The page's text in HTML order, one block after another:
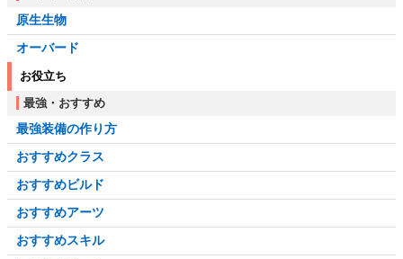
原生生物
オーバード
お役立ち
最強・おすすめ
最強装備の作り方
おすすめクラス
おすすめビルド
おすすめアーツ
おすすめスキル